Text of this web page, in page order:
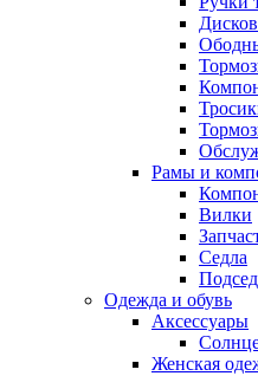
Рамы и
Вилки
Седла
Одежда и обувь
Аксессуары
Женская